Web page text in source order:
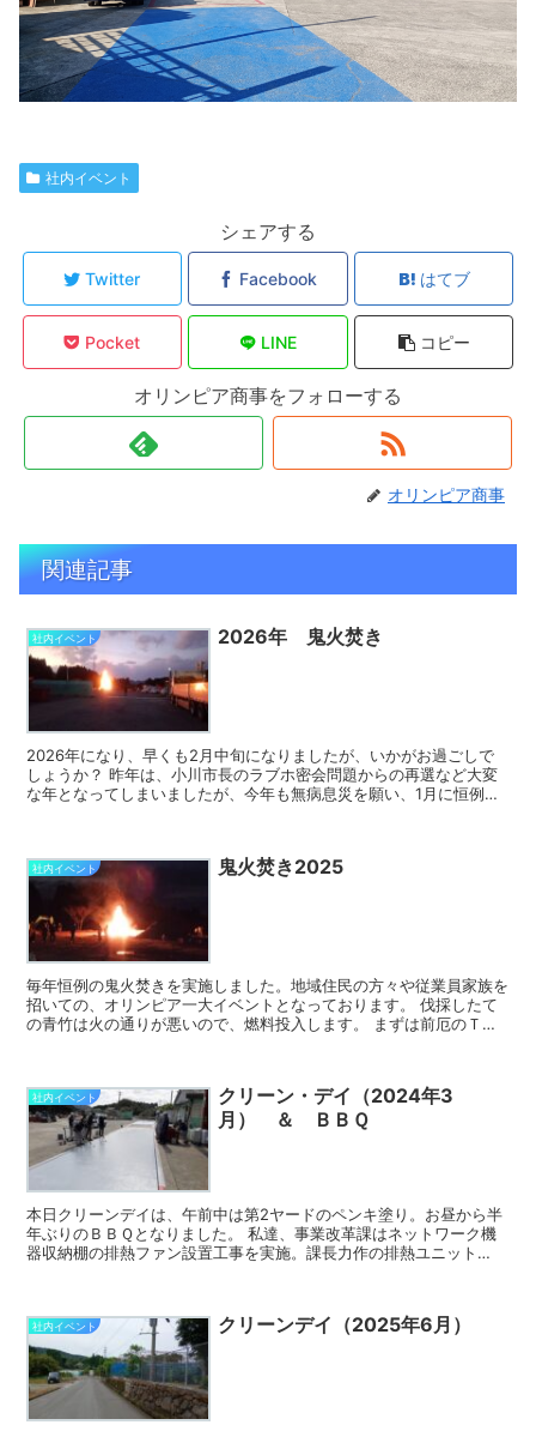
社内イベント
シェアする
Twitter Facebook はてブ
Pocket LINE コピー
オリンピア商事をフォローする
オリンピア商事
関連記事
社内イベント 2026年 鬼火焚き
2026年になり、早くも2月中旬になりましたが、いかがお過ごしで
しょうか？ 昨年は、小川市長のラブホ密会問題からの再選など大変
な年となってしまいましたが、今年も無病息災を願い、1月に恒例の
社内イベント 鬼火焚き2025
毎年恒例の鬼火焚きを実施しました。地域住民の方々や従業員家族を
招いての、オリンピア一大イベントとなっております。 伐採したて
の青竹は火の通りが悪いので、燃料投入します。 まずは前厄のＴ係
社内イベント
クリーン・デイ（2024年3
月） ＆ ＢＢＱ
本日クリーンデイは、午前中は第2ヤードのペンキ塗り。お昼から半
年ぶりのＢＢＱとなりました。 私達、事業改革課はネットワーク機
器収納棚の排熱ファン設置工事を実施。課長力作の排熱ユニット
社内イベント クリーンデイ（2025年6月）